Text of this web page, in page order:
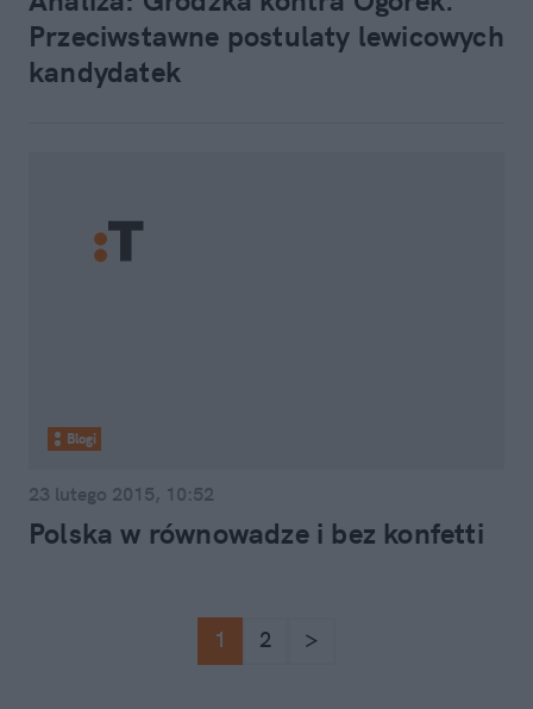
Przeciwstawne postulaty lewicowych
kandydatek
Blogi
23 lutego 2015, 10:52
Polska w równowadze i bez konfetti
1 2 >